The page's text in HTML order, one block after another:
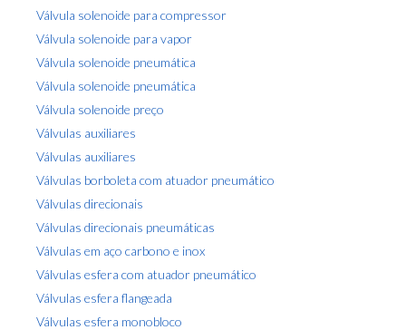
Válvula solenoide para compressor
Válvula solenoide para vapor
Válvula solenoide pneumática
Válvula solenoide pneumática
Válvula solenoide preço
Válvulas auxiliares
Válvulas auxiliares
Válvulas borboleta com atuador pneumático
Válvulas direcionais
Válvulas direcionais pneumáticas
Válvulas em aço carbono e inox
Válvulas esfera com atuador pneumático
Válvulas esfera flangeada
Válvulas esfera monobloco